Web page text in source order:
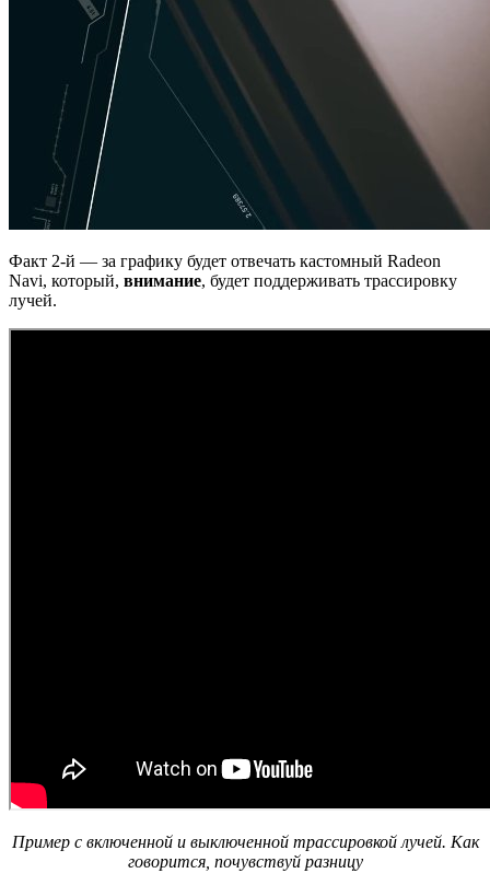
Факт 2-й — за графику будет отвечать кастомный Radeon
Navi, который, внимание, будет поддерживать трассировку
лучей.
Пример с включенной и выключенной трассировкой лучей. Как
говорится, почувствуй разницу